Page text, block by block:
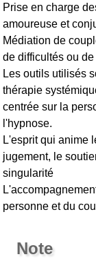
Prise en charge
amoureuse et
Médiation de
de difficultés ou
Les outils utilisés
thérapie
centrée sur la
l'hypnose.
L'esprit qui anime
jugement, le
singularité
personne et du
Note